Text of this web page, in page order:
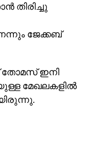
തിരിച്ചു
ജേക്കബ്
തോമസ് ഇനി
മേഖലകളില്‍